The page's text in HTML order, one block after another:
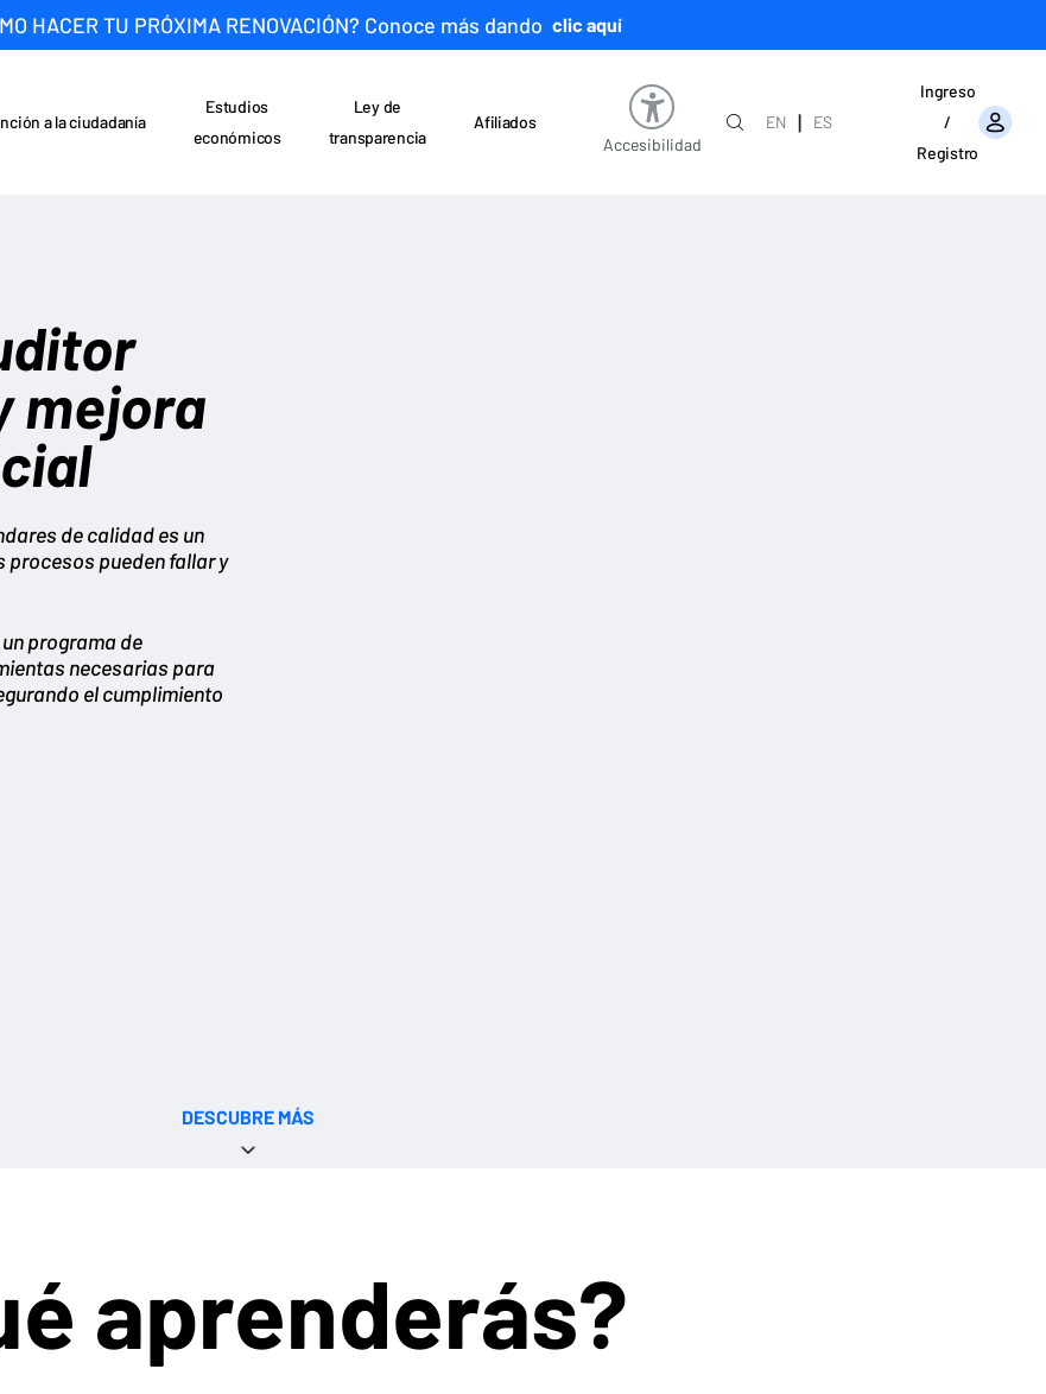
HACER TU PRÓXIMA RENOVACIÓN? Conoce más dando clic aquí
a la ciudadanía
Estudios
económicos
Ley de
transparencia
Afiliados
Accesibilidad
EN |
ES
Ingreso
/
Registro
mejora
de calidad es un
procesos pueden fallar y
programa de
necesarias para
el cumplimiento
DESCUBRE MÁS
aprenderás?